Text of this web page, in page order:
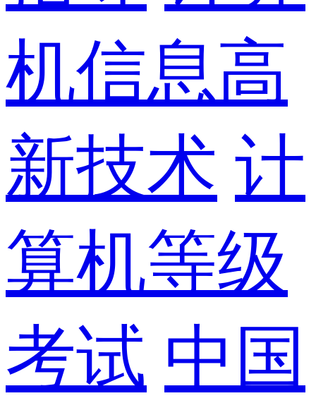
机信息高
新技术 计
算机等级
考试 中国